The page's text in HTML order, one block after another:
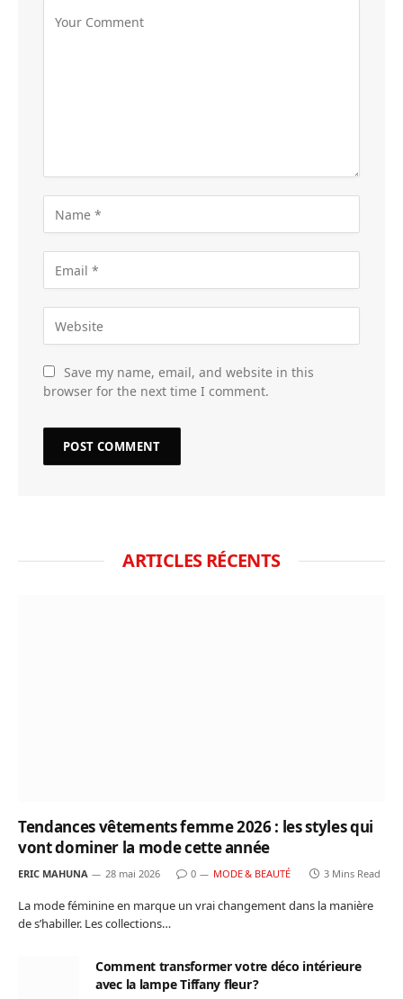
Save my name, email, and website in this
browser for the next time I comment.
ARTICLES RÉCENTS
Tendances vêtements femme 2026 : les styles qui
vont dominer la mode cette année
ERIC MAHUNA 28 mai 2026 0 MODE & BEAUTÉ 3 Mins Read
La mode féminine en marque un vrai changement dans la manière
de s’habiller. Les collections…
Comment transformer votre déco intérieure
avec la lampe Tiffany fleur ?